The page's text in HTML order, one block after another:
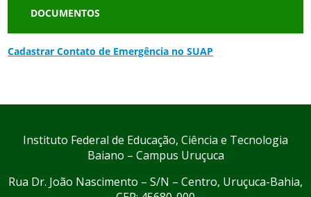
DOCUMENTOS
Cadastrar Contato de Emergência no SUAP
Instituto Federal de Educação, Ciência e Tecnologia
Baiano – Campus Uruçuca
Rua Dr. João Nascimento – S/N – Centro, Uruçuca-Bahia,